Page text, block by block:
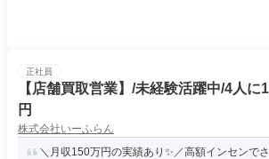
正社員
【店舗買取営業】/未経験活躍中/4人に
円
株式会社いーふらん
＼月収150万円の実績あり✨／高額インセンで